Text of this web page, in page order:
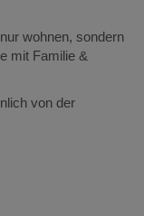
wohnen, sondern
mit Familie &
von der